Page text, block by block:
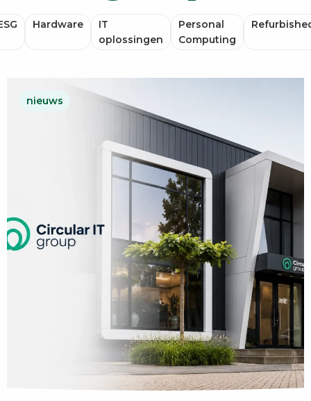
Hardware
IT
oplossingen
Personal
Computing
nieuws